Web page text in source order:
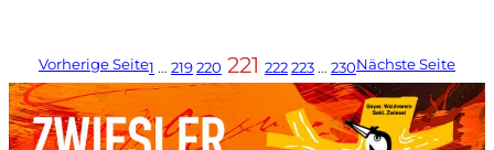
Vorherige Seite1 … 219220 221 222223 … 230Nächste Seite